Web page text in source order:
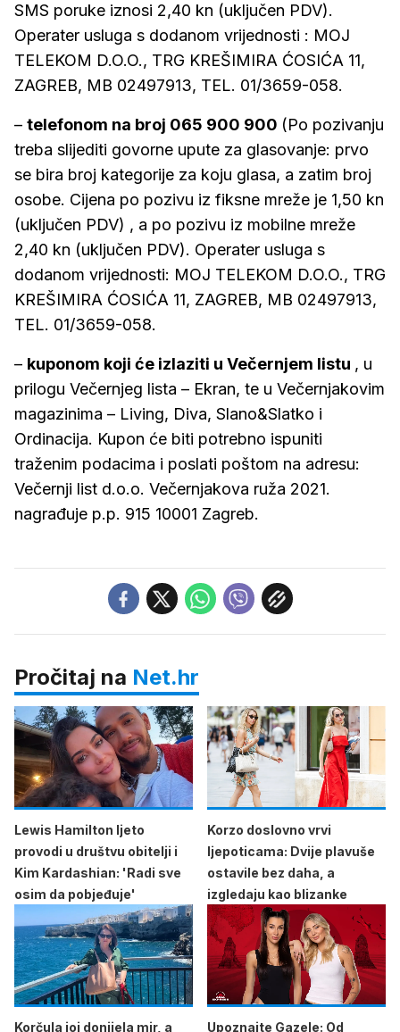
SMS poruke iznosi 2,40 kn (uključen PDV).
Operater usluga s dodanom vrijednosti : MOJ
TELEKOM D.O.O., TRG KREŠIMIRA ĆOSIĆA 11,
ZAGREB, MB 02497913, TEL. 01/3659-058.
– telefonom na broj 065 900 900 (Po pozivanju
treba slijediti govorne upute za glasovanje: prvo
se bira broj kategorije za koju glasa, a zatim broj
osobe. Cijena po pozivu iz fiksne mreže je 1,50 kn
(uključen PDV) , a po pozivu iz mobilne mreže
2,40 kn (uključen PDV). Operater usluga s
dodanom vrijednosti: MOJ TELEKOM D.O.O., TRG
KREŠIMIRA ĆOSIĆA 11, ZAGREB, MB 02497913,
TEL. 01/3659-058.
– kuponom koji će izlaziti u Večernjem listu , u
prilogu Večernjeg lista – Ekran, te u Večernjakovim
magazinima – Living, Diva, Slano&Slatko i
Ordinacija. Kupon će biti potrebno ispuniti
traženim podacima i poslati poštom na adresu:
Večernji list d.o.o. Večernjakova ruža 2021.
nagrađuje p.p. 915 10001 Zagreb.
Pročitaj na Net.hr
Lewis Hamilton ljeto
provodi u društvu obitelji i
Kim Kardashian: 'Radi sve
osim da pobjeđuje'
Korzo doslovno vrvi
ljepoticama: Dvije plavuše
ostavile bez daha, a
izgledaju kao blizanke
Korčula joj donijela mir, a Upoznajte Gazele: Od